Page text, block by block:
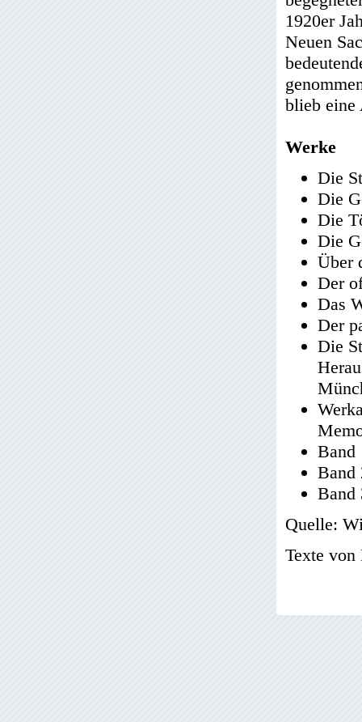
1920er
Neuen
blieb eine
Werke
Die
Die
Die
Die
Über
Der
Das
Der
Die
Band
Band
Band
Quelle:
Texte von